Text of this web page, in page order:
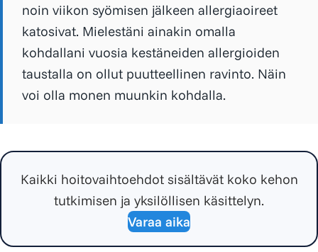
noin viikon syömisen jälkeen allergiaoireet
katosivat. Mielestäni ainakin omalla
kohdallani vuosia kestäneiden allergioiden
taustalla on ollut puutteellinen ravinto. Näin
voi olla monen muunkin kohdalla.
Kaikki hoitovaihtoehdot sisältävät koko kehon
tutkimisen ja yksilöllisen käsittelyn.
Varaa aika